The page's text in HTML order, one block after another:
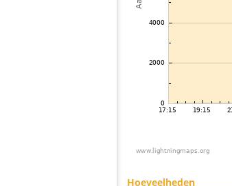
Hoeveelheden